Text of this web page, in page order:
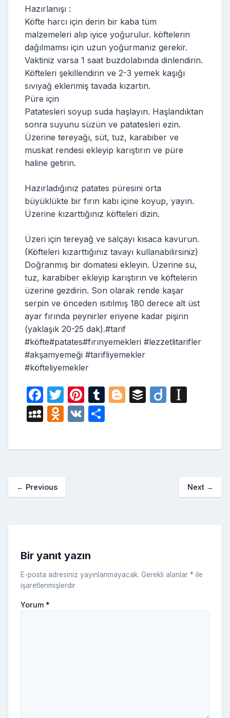
Hazırlanışı :
Köfte harcı için derin bir kaba tüm
malzemeleri alıp iyice yoğurulur. köftelerin
dağılmamsı için uzun yoğurmanız gerekir.
Vaktiniz varsa 1 saat buzdolabında dinlendirin.
Köfteleri şekillendirin ve 2-3 yemek kaşığı
sıvıyağ eklenmiş tavada kızartın.
Püre için
Patatesleri soyup suda haşlayın. Haşlandıktan
sonra suyunu süzün ve patatesleri ezin.
Üzerine tereyağı, süt, tuz, karabiber ve
muskat rendesi ekleyip karıştırın ve püre
haline getirin.
Hazırladığınız patates püresini orta
büyüklükte bir fırın kabı içine koyup, yayın.
Üzerine kızarttığınız köfteleri dizin.
Üzeri için tereyağ ve salçayı kısaca kavurun.
(Köfteleri kızarttığınız tavayı kullanabilirsiniz)
Doğranmış bir domatesi ekleyin. Üzerine su,
tuz, karabiber ekleyip karıştırın ve köftelerin
üzerine gezdirin. Son olarak rende kaşar
serpin ve önceden ısıtılmış 180 derece alt üst
ayar fırında peynirler eriyene kadar pişirin
(yaklaşık 20-25 dak).#tarif
#köfte#patates#fırınyemekleri #lezzetlitarifler
#akşamyemeği #tarifliyemekler
#köfteliyemekler
F
a
c
e
o
T
w
itt
er
Pi
nt
er
e
T
bl
Bl
g
B
r
Di
p
er
M
S
a
c
O
n
a
ki
V
ar
← Previous Next →
Bir yanıt yazın
E-posta adresiniz yayınlanmayacak. Gerekli alanlar * ile
işaretlenmişlerdir
Yorum *